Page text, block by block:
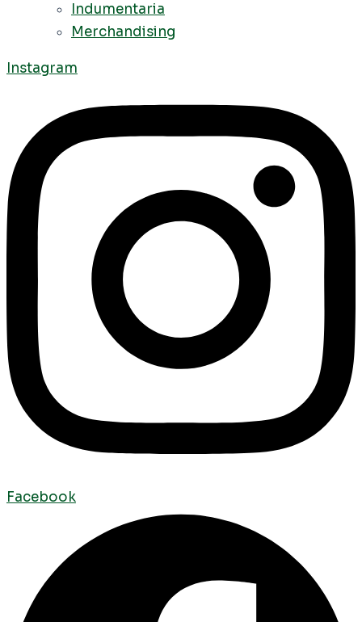
Indumentaria
Merchandising
Instagram
Facebook